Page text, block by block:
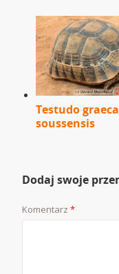
Testudo graeca
soussensis
Dodaj swoje
Komentarz*